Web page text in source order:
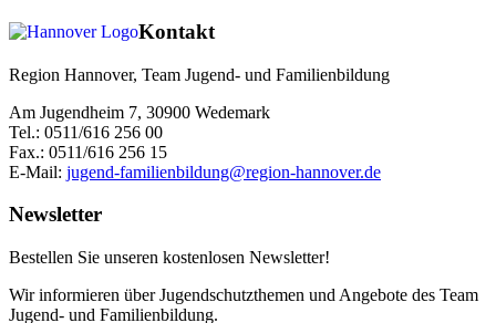
Kontakt
Region Hannover, Team Jugend- und Familienbildung
Am Jugendheim 7, 30900 Wedemark
Tel.: 0511/616 256 00
Fax.: 0511/616 256 15
E-Mail: jugend-familienbildung@region-hannover.de
Newsletter
Bestellen Sie unseren kostenlosen Newsletter!
Wir informieren über Jugendschutzthemen und Angebote des Team
Jugend- und Familienbildung.